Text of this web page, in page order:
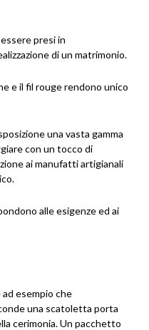
presi in
di un matrimonio.
e il fil rouge rendono unico
una vasta gamma
con un tocco di
ai manufatti artigianali
alle esigenze ed ai
esempio che
una scatoletta porta
cerimonia. Un pacchetto